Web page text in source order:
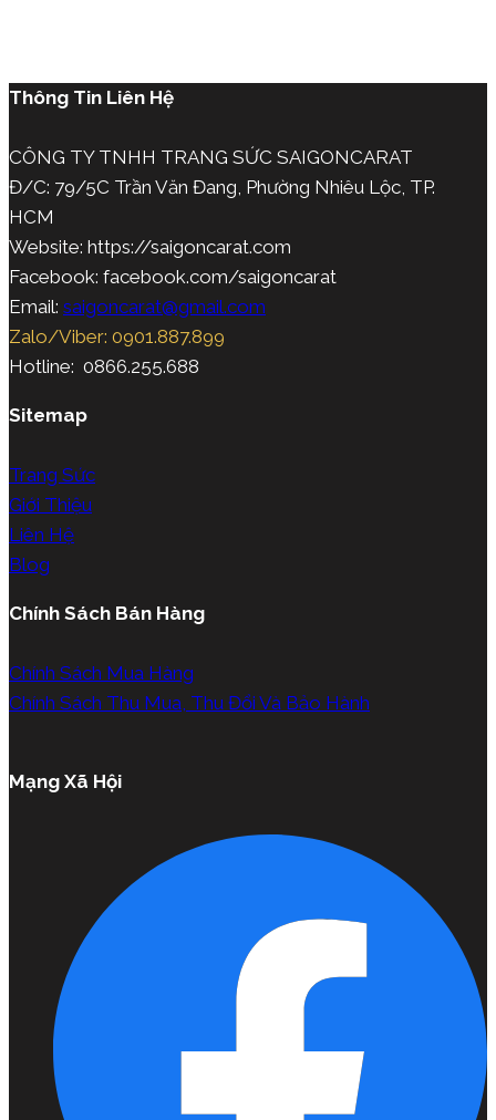
Thông Tin Liên Hệ
CÔNG TY TNHH TRANG SỨC SAIGONCARAT
Đ/C: 79/5C Trần Văn Đang, Phường Nhiêu Lộc, TP.
HCM
Website: https://saigoncarat.com
Facebook: facebook.com/saigoncarat
Email: saigoncarat@gmail.com
Zalo/Viber: 0901.887.899
Hotline: 0866.255.688
Sitemap
Trang Sức
Giới Thiệu
Liên Hệ
Blog
Chính Sách Bán Hàng
Chính Sách Mua Hàng
Chính Sách Thu Mua, Thu Đổi Và Bảo Hành
Mạng Xã Hội